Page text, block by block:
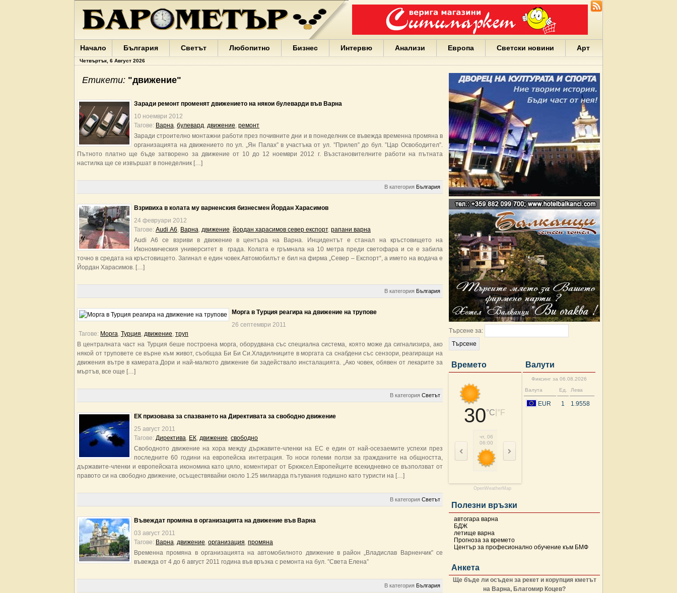
Варна
България
Портних
Facebook
ЕС
Борисов
Европа
Български
София
Гърция
бизнес
Бербатов
ГЕРБ
Начало България Светът Любопитно Бизнес Интервю Анализи Европа Светски новини Арт
Четвъртък, 6 Август 2026
Търсене за:
Времето
30°C °F
чт, 06
06:00
09:00
OpenWeatherMap
Валути
Фиксинг за 06.08.2026
Валута
Ед. Лева
EUR 1 1.9558
Полезни връзки
автогара варна
БДЖ
летище варна
Прогноза за времето
Център за професионално обучение към БМФ
Анкета
Ще бъде ли осъден за рекет и корупция кметът
на Варна, Благомир Коцев?
Етикети: "движение"
Заради ремонт променят движението на някои булеварди във Варна
10 ноември 2012
Тагове: Варна, булевард, движение, ремонт
Заради строително монтажни работи през почивните дни и в понеделник се въвежда временна промяна в
организацията на движението по ул. „Ян Палах” в участъка от ул. ”Прилеп” до бул. ”Цар Освободител”.
Пътното платно ще бъде затворено за движение от 10 до 12 ноември 2012 г. Възстановителните работи на пътната
настилка ще се извършат в понеделник […]
В категория България
Взривиха в колата му варненския бизнесмен Йордан Харасимов
24 февруари 2012
Тагове: Audi А6, Варна, движение, йордан харасимов север експорт, рапани варна
Audi А6 се взриви в движение в центъра на Варна. Инцидентът е станал на кръстовището на
Икономическия университет в града. Колата е гръмнала на 10 метра преди светофара и се е забила
точно в средата на кръстовището. Загинал е един човек.Автомобилът е бил на фирма „Север – Експорт“, а името на водача е
Йордан Харасимов. […]
В категория България
Морга в Турция реагира на движение на трупове
26 септември 2011
Тагове: Морга, Турция, движение, труп
В централната част на Турция беше построена морга, оборудвана със специална система, която може да сигнализира, ако
някой от труповете се върне към живот, съобщаа Би Би Си.Хладилниците в моргата са снабдени със сензори, реагиращи на
движения вътре в камерата.Дори и най-малкото движение би зaдействало инсталацията. „Ако човек, обявен от лекарите за
мъртъв, все още […]
В категория Светът
ЕК призовава за спазването на Директивата за свободно движение
25 август 2011
Тагове: Директива, ЕК, движение, свободно
Свободното движение на хора между държавите-членки на ЕС е един от най-осезаемите успехи през
последните 60 години на европейска интеграция. То носи големи ползи за гражданите на общността,
държавите-членки и европейската икономика като цяло, коментират от Брюксел.Европейците всекидневно се възползват от
правото си на свободно движение, осъществявайки около 1.25 милиарда пътувания годишно като туристи на […]
В категория Светът
Въвеждат промяна в организацията на движение във Варна
03 август 2011
Тагове: Варна, движение, организация, промяна
Временна промяна в организацията на автомобилното движение в район „Владислав Варненчик” се
въвежда от 4 до 6 август 2011 година във връзка с ремонта на бул. ”Света Елена”
В категория България